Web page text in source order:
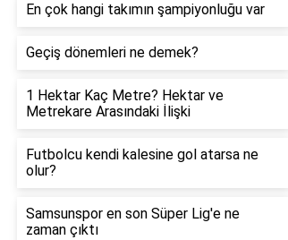
En çok hangi takımın şampiyonluğu var
Geçiş dönemleri ne demek?
1 Hektar Kaç Metre? Hektar ve
Metrekare Arasındaki İlişki
Futbolcu kendi kalesine gol atarsa ne
olur?
Samsunspor en son Süper Lig'e ne
zaman çıktı